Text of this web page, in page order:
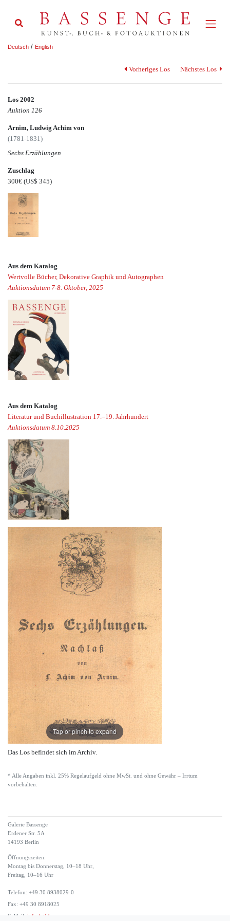
Deutsch / English
Vorheriges Los Nächstes Los
Los 2002
Auktion 126
Arnim, Ludwig Achim von
(1781-1831)
Sechs Erzählungen
Zuschlag
300€ (US$ 345)
Aus dem Katalog
Wertvolle Bücher, Dekorative Graphik und Autographen
Auktionsdatum 7-8. Oktober, 2025
Aus dem Katalog
Literatur und Buchillustration 17.–19. Jahrhundert
Auktionsdatum 8.10.2025
Tap or pinch to expand
Das Los befindet sich im Archiv.
* Alle Angaben inkl. 25% Regelaufgeld ohne MwSt. und ohne Gewähr – Irrtum
vorbehalten.
Galerie Bassenge
Erdener Str. 5A
14193 Berlin
Öffnungszeiten:
Montag bis Donnerstag, 10–18 Uhr,
Freitag, 10–16 Uhr
Telefon: +49 30 8938029-0
Fax: +49 30 8918025
E-Mail: info (at) bassenge.com